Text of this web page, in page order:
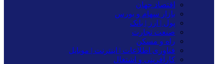
اقتصاد جهان
بازار سهام و بورس
پول | ارز | بانک
صنعت تجارت
راه و مسکن
فناوری اطلاعات | اینترنت | موبایل
کارآفرینی و اشتغال